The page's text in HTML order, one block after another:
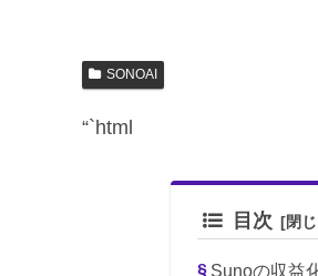
SONOAI
“`html
目次
Sunoの収益